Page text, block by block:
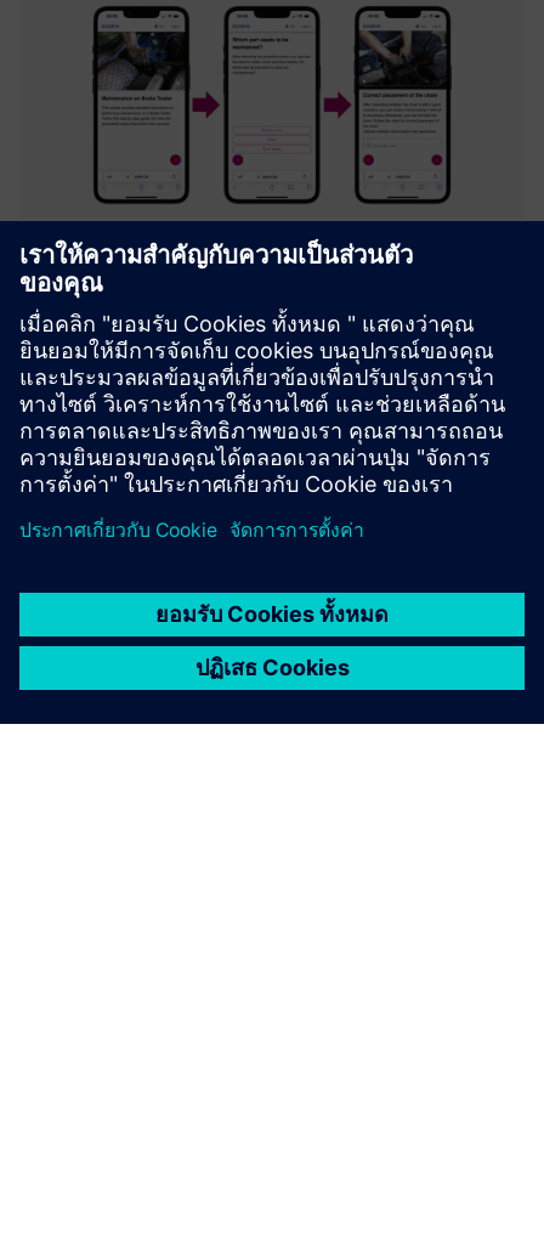
Axele on-the-job (Digital Work
Instructions)
Integrated platform to create & facilitate Guidance,
Troubleshooting, Inspection and Training through
interactive digital instructions.
เรียนรู้เพิ่มเติม